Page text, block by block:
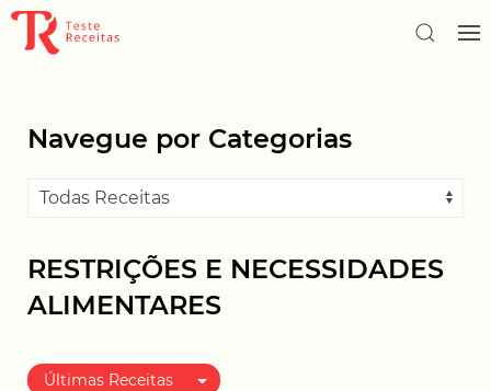
Navegue por Categorias
RESTRIÇÕES E NECESSIDADES
ALIMENTARES
Últimas Receitas